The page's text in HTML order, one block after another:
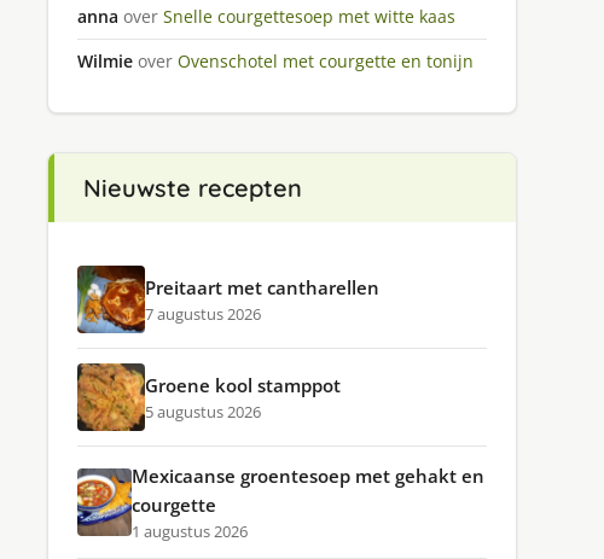
anna over Snelle courgettesoep met witte kaas
Wilmie over Ovenschotel met courgette en tonijn
Nieuwste recepten
Preitaart met cantharellen
7 augustus 2026
Groene kool stamppot
5 augustus 2026
Mexicaanse groentesoep met gehakt en
courgette
1 augustus 2026